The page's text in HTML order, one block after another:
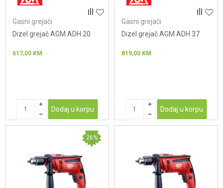
Gasni grejači
Dizel grejač AGM ADH 20
617,00 KM
Dodaj u korpu
Gasni grejači
Dizel grejač AGM ADH 37
819,00 KM
Dodaj u korpu
26%